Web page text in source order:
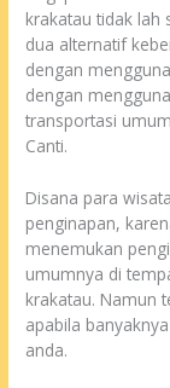
krakatau tidak lah
dua alternatif
dengan
dengan
transportasi
Canti.
Disana para
penginapan,
menemukan
umumnya di
krakatau. Namun
apabila
anda.